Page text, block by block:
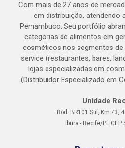
Com mais de 27 anos de
em distribuição, atendendo
Pernambuco. Seu portfólio
categorias de alimentos em
cosméticos nos segmentos de
service (restaurantes, bares,
lojas especializadas em
(Distribuidor Especializado em
Unidade
Rod. BR101 Sul, Km 73,
Ibura - Recife/PE CEP